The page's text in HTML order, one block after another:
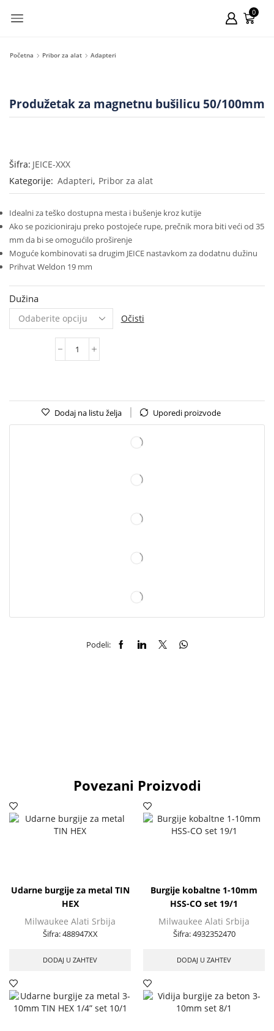
0
Početna Pribor za alat Adapteri
Produžetak za magnetnu bušilicu 50/100mm
Šifra: JEICE-XXX
Kategorije: Adapteri, Pribor za alat
Idealni za teško dostupna mesta i bušenje kroz kutije
Ako se pozicioniraju preko postojeće rupe, prečnik mora biti veći od 35
mm da bi se omogućilo proširenje
Moguće kombinovati sa drugim JEICE nastavkom za dodatnu dužinu
Prihvat Weldon 19 mm
Dužina
Očisti
Dodaj na listu želja Uporedi proizvode
Podeli:
Povezani Proizvodi
Udarne burgije za metal TIN
HEX
Milwaukee Alati Srbija
Šifra:488947XX
DODAJ U ZAHTEV
Burgije kobaltne 1-10mm
HSS-CO set 19/1
Milwaukee Alati Srbija
Šifra:4932352470
DODAJ U ZAHTEV